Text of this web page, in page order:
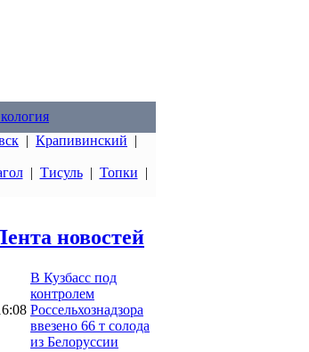
| Крапивинский |
| Тисуль| Топки |
новостей
В Кузбасс под
контролем
Россельхознадзора
ввезено 66 т солода
из Белоруссии